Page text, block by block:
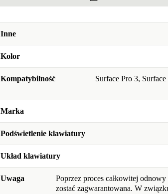
Inne
Kolor
Kompatybilność
Surface Pro 3,
Marka
Podświetlenie klawiatury
Układ klawiatury
Uwaga
Poprzez proces całkowitej
zostać zagwarantowana. W